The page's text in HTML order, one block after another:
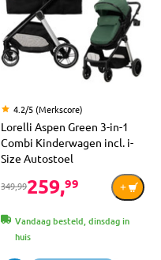
4.2/5 (Merkscore)
Lorelli Aspen Green 3-in-1
Combi Kinderwagen incl. i-
Size Autostoel
349,99259,99
Vandaag besteld, dinsdag in
huis